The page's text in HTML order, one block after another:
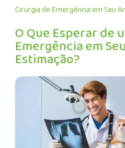
Cirurgia de Emergência em Seu
O Que Esperar de
Emergência em
Estimação?